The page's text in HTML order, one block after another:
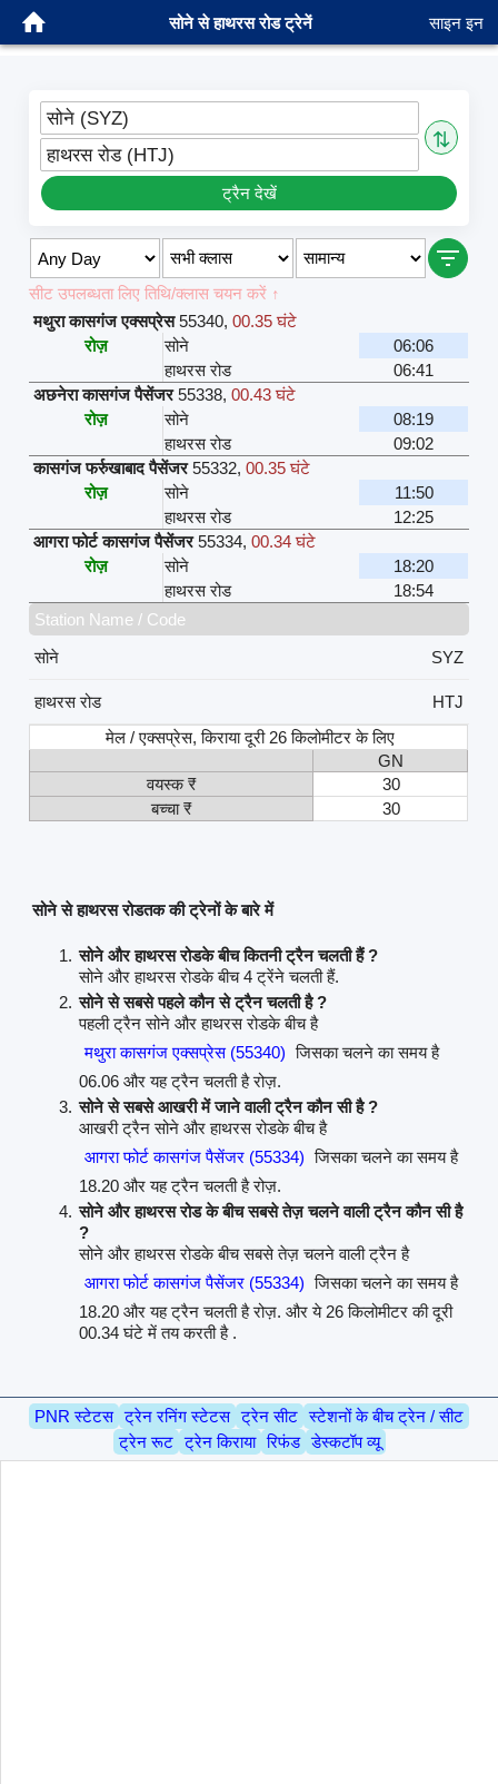
सोने से हाथरस रोड ट्रेनें साइन इन
सोने (SYZ)
⇅
हाथरस रोड (HTJ)
ट्रैन देखें
सीट उपलब्धता लिए तिथि/क्लास चयन करें ↑
मथुरा कासगंज एक्सप्रेस55340,00.35 घंटे
रोज़
सोने
06:06
हाथरस रोड
06:41
अछनेरा कासगंज पैसेंजर 55338,00.43 घंटे
रोज़
सोने
08:19
हाथरस रोड
09:02
कासगंज फर्रुखाबाद पैसेंजर 55332,00.35 घंटे
रोज़
सोने
11:50
हाथरस रोड
12:25
आगरा फोर्ट कासगंज पैसेंजर 55334,00.34 घंटे
रोज़
सोने
18:20
हाथरस रोड
18:54
Station Name / Code
सोने
SYZ
हाथरस रोड
HTJ
मेल / एक्सप्रेस, किराया दूरी 26 किलोमीटर के लिए
GN
वयस्क ₹
30
बच्चा ₹
30
सोने से हाथरस रोडतक की ट्रेनों के बारे में
सोने और हाथरस रोडके बीच कितनी ट्रैन चलती हैं ?
सोने और हाथरस रोडके बीच 4 ट्रेंने चलती हैं.
सोने से सबसे पहले कौन से ट्रैन चलती है ?
पहली ट्रैन सोने और हाथरस रोडके बीच है
मथुरा कासगंज एक्सप्रेस (55340) जिसका चलने का समय है
06.06 और यह ट्रैन चलती है रोज़.
सोने से सबसे आखरी में जाने वाली ट्रैन कौन सी है ?
आखरी ट्रैन सोने और हाथरस रोडके बीच है
आगरा फोर्ट कासगंज पैसेंजर (55334) जिसका चलने का समय है
18.20 और यह ट्रैन चलती है रोज़.
सोने और हाथरस रोड के बीच सबसे तेज़ चलने वाली ट्रैन कौन सी है
?
सोने और हाथरस रोडके बीच सबसे तेज़ चलने वाली ट्रैन है
आगरा फोर्ट कासगंज पैसेंजर (55334) जिसका चलने का समय है
18.20 और यह ट्रैन चलती है रोज़. और ये 26 किलोमीटर की दूरी
00.34 घंटे में तय करती है .
PNR स्टेटस ट्रेन रनिंग स्टेटस ट्रेन सीट स्टेशनों के बीच ट्रेन / सीट
ट्रेन रूट ट्रेन किराया रिफंड डेस्कटॉप व्यू